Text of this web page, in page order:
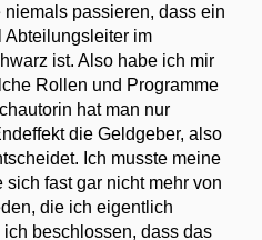
passieren, dass ein
Abteilungsleiter im
ist. Also habe ich mir
Rollen und Programme
hat man nur
die Geldgeber, also
Ich musste meine
fast gar nicht mehr von
die ich eigentlich
beschlossen, dass das